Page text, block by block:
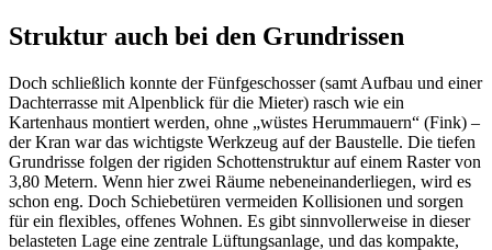
Struktur auch bei den Grundrissen
Doch schließlich konnte der Fünfgeschosser (samt Aufbau und einer
Dachterrasse mit Alpenblick für die Mieter) rasch wie ein
Kartenhaus montiert werden, ohne „wüstes Herummauern“ (Fink) –
der Kran war das wichtigste Werkzeug auf der Baustelle. Die tiefen
Grundrisse folgen der rigiden Schottenstruktur auf einem Raster von
3,80 Metern. Wenn hier zwei Räume nebeneinanderliegen, wird es
schon eng. Doch Schiebetüren vermeiden Kollisionen und sorgen
für ein flexibles, offenes Wohnen. Es gibt sinnvollerweise in dieser
belasteten Lage eine zentrale Lüftungsanlage, und das kompakte,